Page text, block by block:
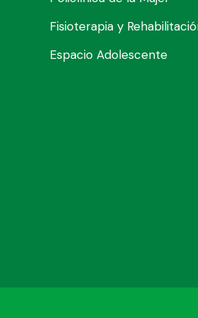
Fisioterapia y
Espacio Adolescente